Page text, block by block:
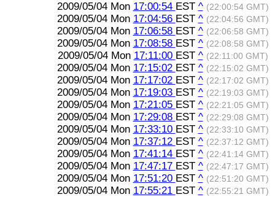
2009/05/04 Mon 17:00:54 EST ^ (22:00:54 GMT)
2009/05/04 Mon 17:04:56 EST ^ (22:04:56 GMT)
2009/05/04 Mon 17:06:58 EST ^ (22:06:58 GMT)
2009/05/04 Mon 17:08:58 EST ^ (22:08:58 GMT)
2009/05/04 Mon 17:11:00 EST ^ (22:11:00 GMT)
2009/05/04 Mon 17:15:02 EST ^ (22:15:02 GMT)
2009/05/04 Mon 17:17:02 EST ^ (22:17:02 GMT)
2009/05/04 Mon 17:19:03 EST ^ (22:19:03 GMT)
2009/05/04 Mon 17:21:05 EST ^ (22:21:05 GMT)
2009/05/04 Mon 17:29:08 EST ^ (22:29:08 GMT)
2009/05/04 Mon 17:33:10 EST ^ (22:33:10 GMT)
2009/05/04 Mon 17:37:12 EST ^ (22:37:12 GMT)
2009/05/04 Mon 17:41:14 EST ^ (22:41:14 GMT)
2009/05/04 Mon 17:47:17 EST ^ (22:47:17 GMT)
2009/05/04 Mon 17:51:20 EST ^ (22:51:20 GMT)
2009/05/04 Mon 17:55:21 EST ^ (22:55:21 GMT)